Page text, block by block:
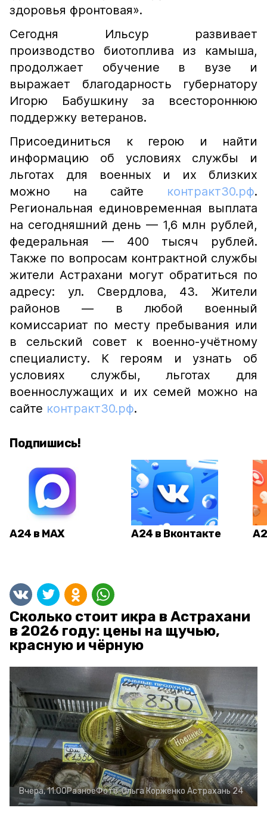
здоровья фронтовая».
Сегодня Ильсур развивает
производство биотоплива из камыша,
продолжает обучение в вузе и
выражает благодарность губернатору
Игорю Бабушкину за всестороннюю
поддержку ветеранов.
Присоединиться к герою и найти
информацию об условиях службы и
льготах для военных и их близких
можно на сайте контракт30.рф.
Региональная единовременная выплата
на сегодняшний день — 1,6 млн рублей,
федеральная — 400 тысяч рублей.
Также по вопросам контрактной службы
жители Астрахани могут обратиться по
адресу: ул. Свердлова, 43. Жители
районов — в любой военный
комиссариат по месту пребывания или
в сельский совет к военно-учётному
специалисту. К героям и узнать об
условиях службы, льготах для
военнослужащих и их семей можно на
сайте контракт30.рф.
Подпишись!
А24 в MAX А24 в Вконтакте
Сколько стоит икра в Астрахани
в 2026 году: цены на щучью,
красную и чёрную
Вчера, 11:00РазноеФото:Ольга Корженко Астрахань 24